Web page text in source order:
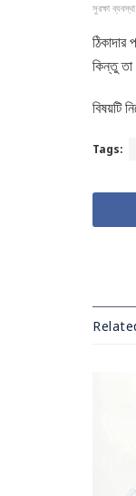
সুরক্ষা
ঠিকাদার
কিন্তু তা
বিষয়টি
Tags: